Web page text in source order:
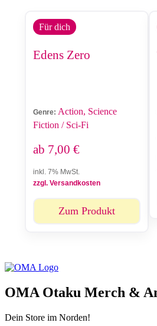
Für dich
Edens Zero
Genre: Action, Science
Fiction / Sci-Fi
ab 7,00 €
inkl. 7% MwSt.
zzgl. Versandkosten
Zum Produkt
OMA Otaku Merch &
Dein Store im Norden!